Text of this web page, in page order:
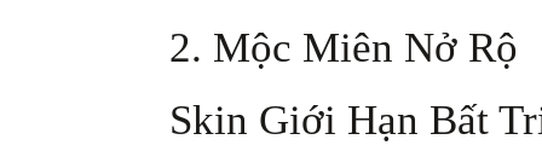
2. Mộc Miên Nở Rộ
Skin Giới Hạn Bất